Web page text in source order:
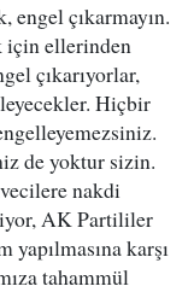
engel çıkarmayın.
için ellerinden
çıkarıyorlar,
Hiçbir
de yoktur sizin.
nakdi
AK Partililer
yapılmasına karşı
tahammül